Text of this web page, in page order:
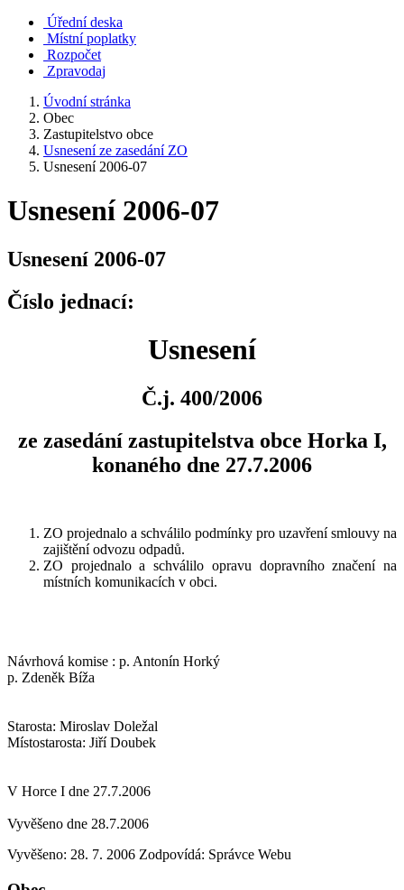
Úřední deska
Místní poplatky
Rozpočet
Zpravodaj
Úvodní stránka
Obec
Zastupitelstvo obce
Usnesení ze zasedání ZO
Usnesení 2006-07
Usnesení 2006-07
Usnesení 2006-07
Číslo jednací:
Usnesení
Č.j. 400/2006
ze zasedání zastupitelstva obce Horka I,
konaného dne 27.7.2006
ZO projednalo a schválilo podmínky pro uzavření smlouvy na
zajištění odvozu odpadů.
ZO projednalo a schválilo opravu dopravního značení na
místních komunikacích v obci.
Návrhová komise : p. Antonín Horký
p. Zdeněk Bíža
Starosta: Miroslav Doležal
Místostarosta: Jiří Doubek
V Horce I dne 27.7.2006
Vyvěšeno dne 28.7.2006
Vyvěšeno: 28. 7. 2006 Zodpovídá: Správce Webu